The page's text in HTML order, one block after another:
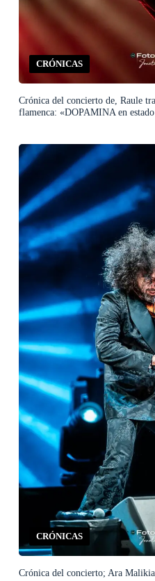
CRÓNICAS
Crónica del concierto de, Raule
flamenca: «DOPAMINA en
CRÓNICAS
Crónica del concierto; Ara